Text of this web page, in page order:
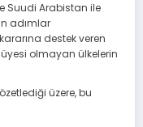
Suudi Arabistan ile
adımlar
destek veren
üyesi olmayan ülkelerin
üzere, bu